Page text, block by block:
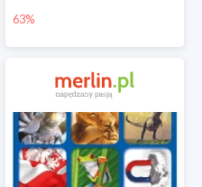
63%